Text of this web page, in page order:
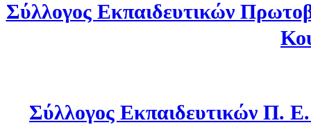
Σύλλογος Εκπαιδευτικών
Σύλλογος Εκπαιδευτικών Π.